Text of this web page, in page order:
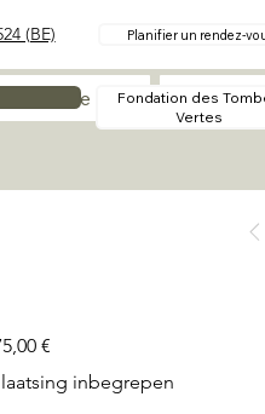
Fondation des
Vertes
(BE) Planifier un rendez-
€
inbegrepen